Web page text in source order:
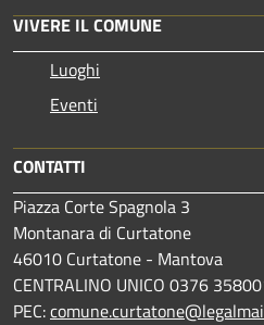
VIVERE IL COMUNE
Luoghi
Eventi
CONTATTI
Piazza Corte Spagnola 3
Montanara di Curtatone
46010 Curtatone - Mantova
CENTRALINO UNICO 0376
PEC: